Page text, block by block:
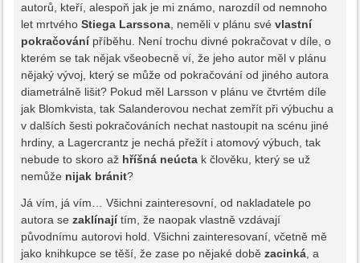
autorů, kteří, alespoň jak je mi známo, narozdíl od nemnoho
let mrtvéhoStiega Larssona, neměli v plánu svévlastní
pokračovánípříběhu. Není trochu divné pokračovat v díle, o
kterém se tak nějak všeobecně ví, že jeho autor měl v plánu
nějaký vývoj, který se může od pokračování od jiného autora
diametrálně lišit? Pokud měl Larsson v plánu ve čtvrtém díle
jak Blomkvista, tak Salanderovou nechat zemřít při výbuchu a
v dalších šesti pokračováních nechat nastoupit na scénu jiné
hrdiny, a Lagercrantz je nechá přežít i atomový výbuch, tak
nebude to skoro až hříšná neúcta k člověku, který se už
nemůže nijak bránit?
Já vím, já vím… Všichni zainteresovní, od nakladatele po
autora sezaklínajítím, že naopak vlastně vzdávají
původnímu autorovi hold. Všichni zainteresovaní, včetně mě
jako knihkupce se těší, že zase po nějaké době zacinká, a